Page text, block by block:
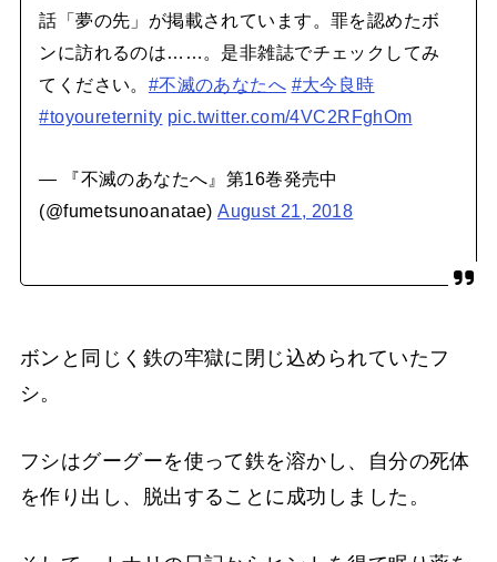
話「夢の先」が掲載されています。罪を認めたボ
ンに訪れるのは……。是非雑誌でチェックしてみ
てください。 #不滅のあなたへ #大今良時
#toyoureternity pic.twitter.com/4VC2RFghOm
— 『不滅のあなたへ』第16巻発売中
(@fumetsunoanatae) August 21, 2018
ボンと同じく鉄の牢獄に閉じ込められていたフ
シ。
フシはグーグーを使って鉄を溶かし、自分の死体
を作り出し、脱出することに成功しました。